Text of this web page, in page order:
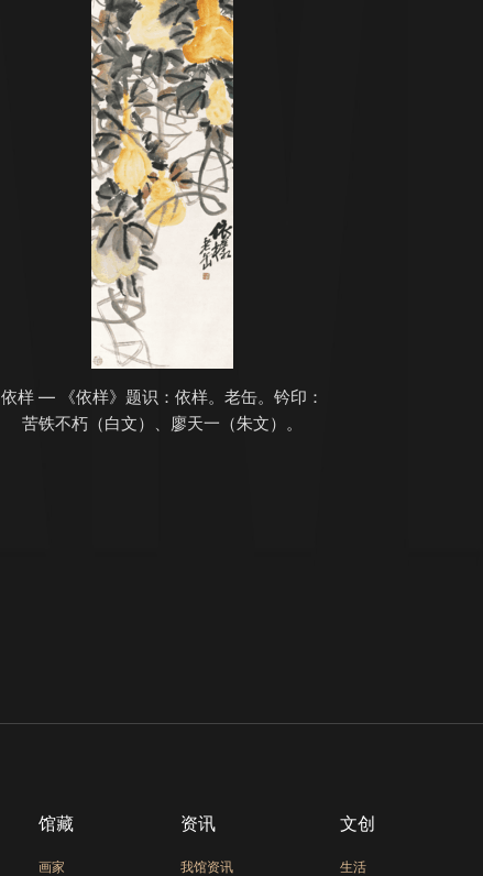
依样 — 《依样》题识：依样。老缶。钤印：
苦铁不朽（白文）、廖天一（朱文）。
馆藏
画家
资讯
我馆资讯
文创
生活